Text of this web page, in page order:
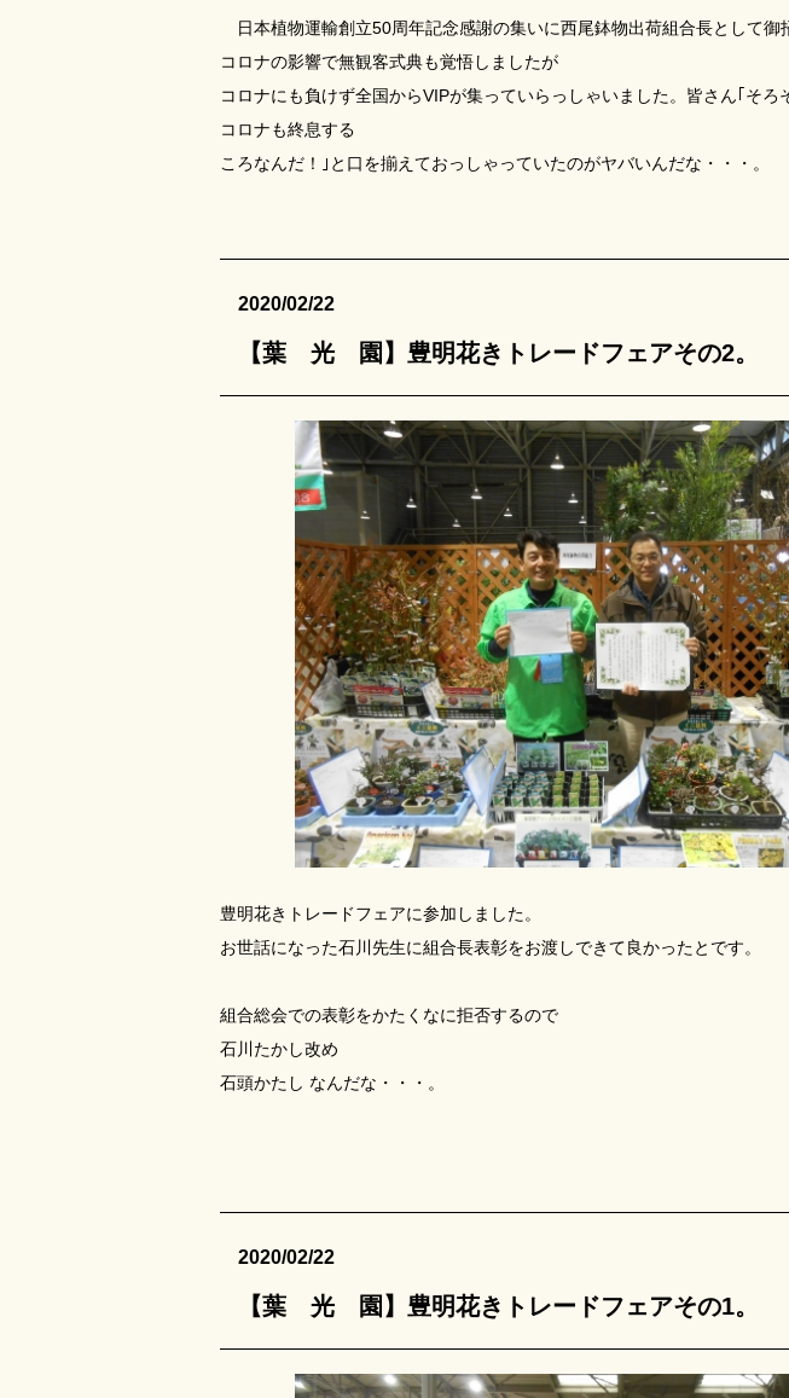
日本植物運輸創立50周年記念感謝の集いに西尾鉢物出荷組合長として御
コロナの影響で無観客式典も覚悟しましたが
コロナにも負けず全国からVIPが集っていらっしゃいました。皆さん｢そろ
コロナも終息する
ころなんだ！｣と口を揃えておっしゃっていたのがヤバいんだな・・・。
2020/02/22
【葉 光 園】豊明花きトレードフェアその2。
豊明花きトレードフェアに参加しました。
お世話になった石川先生に組合長表彰をお渡しできて良かったとです。
組合総会での表彰をかたくなに拒否するので
石川たかし改め
石頭かたし なんだな・・・。
2020/02/22
【葉 光 園】豊明花きトレードフェアその1。